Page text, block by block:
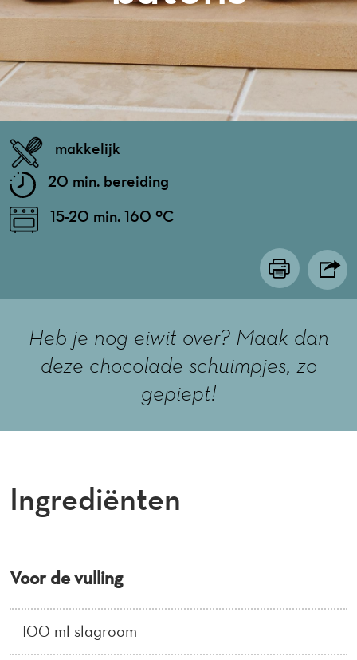
makkelijk
20 min. bereiding
15-20 min. 160 ºC
Heb je nog eiwit over? Maak dan
deze chocolade schuimpjes, zo
gepiept!
Ingrediënten
Voor de vulling
100 ml slagroom